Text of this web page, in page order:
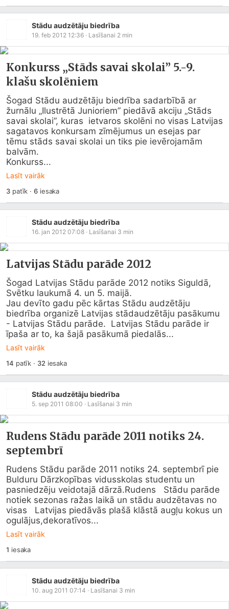
Stādu audzētāju biedrība
19. feb 2012 12:36 · Lasīšanai 2 min
Konkurss „Stāds savai skolai” 5.-9.
klašu skolēniem
Šogad Stādu audzētāju biedrība sadarbībā ar
žurnālu „Ilustrētā Junioriem” piedāvā akciju „Stāds
savai skolai”, kuras  ietvaros skolēni no visas Latvijas
sagatavos konkursam zīmējumus un esejas par
tēmu stāds savai skolai un tiks pie ievērojamām
balvām.
Konkurss...
Lasīt vairāk
3patīk ·6iesaka
Stādu audzētāju biedrība
16. jan 2012 07:08 · Lasīšanai 3 min
Latvijas Stādu parāde 2012
Šogad Latvijas Stādu parāde 2012 notiks Siguldā,
Svētku laukumā 4. un 5. maijā.
Jau devīto gadu pēc kārtas Stādu audzētāju
biedrība organizē Latvijas stādaudzētāju pasākumu
- Latvijas Stādu parāde.  Latvijas Stādu parāde ir
īpaša ar to, ka šajā pasākumā piedalās...
Lasīt vairāk
14 patīk · 32 iesaka
Stādu audzētāju biedrība
5. sep 2011 08:00 · Lasīšanai 3 min
Rudens Stādu parāde 2011 notiks 24.
septembrī
Rudens Stādu parāde 2011 notiks 24. septembrī pie
Bulduru Dārzkopības vidusskolas studentu un
pasniedzēju veidotajā dārzā.Rudens   Stādu parāde
notiek sezonas ražas laikā un stādu audzētavas no
visas   Latvijas piedāvās plašā klāstā augļu kokus un
ogulājus,dekoratīvos...
Lasīt vairāk
1 iesaka
Stādu audzētāju biedrība
10. aug 2011 07:14 · Lasīšanai 3 min